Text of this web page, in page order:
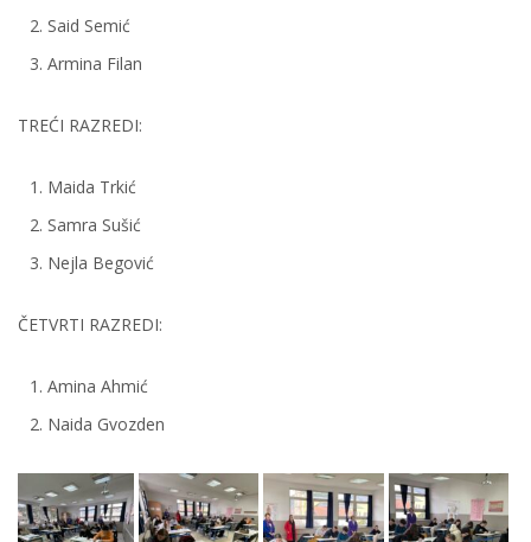
Said Semić
Armina Filan
TREĆI RAZREDI:
Maida Trkić
Samra Sušić
Nejla Begović
ČETVRTI RAZREDI:
Amina Ahmić
Naida Gvozden